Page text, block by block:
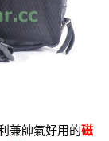
兼帥氣好用的磁